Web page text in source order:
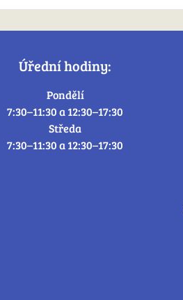
Úřední hodiny:
Pondělí
7:30–11:30 a 12:30–17:30
Středa
7:30–11:30 a 12:30–17:30